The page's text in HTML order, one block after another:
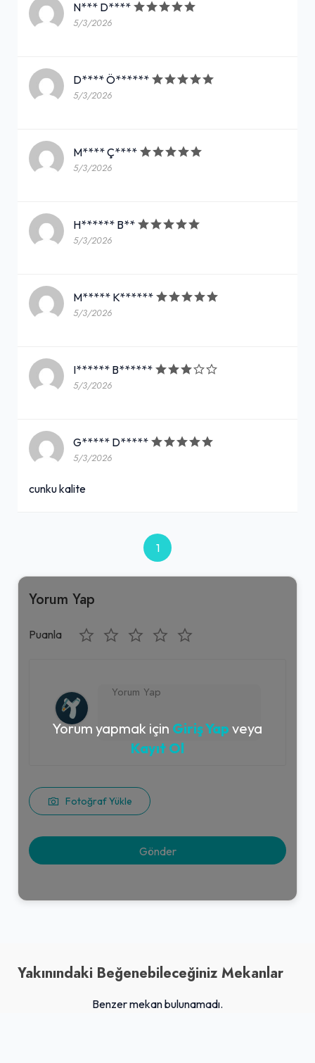
N*** D****
5/3/2026
D**** Ö******
5/3/2026
M**** Ç****
5/3/2026
H****** B**
5/3/2026
M***** K******
5/3/2026
I****** B******
5/3/2026
G***** D*****
5/3/2026
cunku kalite
1
Yorum Yap
Puanla
Fotoğraf Yükle
Yorum yapmak için Giriş Yap veya
Kayıt Ol
Yakınındaki Beğenebileceğiniz Mekanlar
Benzer mekan bulunamadı.